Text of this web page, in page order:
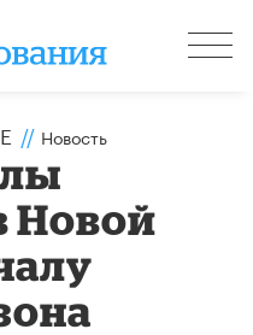
// Новость
Новой